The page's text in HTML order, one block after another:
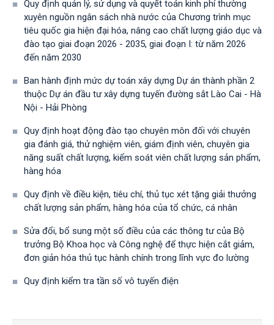
Quy định quản lý, sử dụng và quyết toán kinh phí thường
xuyên nguồn ngân sách nhà nước của Chương trình mục
tiêu quốc gia hiện đại hóa, nâng cao chất lượng giáo dục và
đào tạo giai đoạn 2026 - 2035, giai đoạn I: từ năm 2026
đến năm 2030
Ban hành định mức dự toán xây dựng Dự án thành phần 2
thuộc Dự án đầu tư xây dựng tuyến đường sắt Lào Cai - Hà
Nội - Hải Phòng
Quy định hoạt động đào tạo chuyên môn đối với chuyên
gia đánh giá, thử nghiệm viên, giám định viên, chuyên gia
năng suất chất lượng, kiểm soát viên chất lượng sản phẩm,
hàng hóa
Quy định về điều kiện, tiêu chí, thủ tục xét tặng giải thưởng
chất lượng sản phẩm, hàng hóa của tổ chức, cá nhân
Sửa đổi, bổ sung một số điều của các thông tư của Bộ
trưởng Bộ Khoa học và Công nghệ để thực hiện cắt giảm,
đơn giản hóa thủ tục hành chính trong lĩnh vực đo lường
Quy định kiểm tra tần số vô tuyến điện